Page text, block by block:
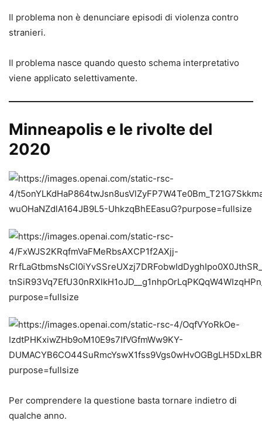
Il problema non è denunciare episodi di violenza contro
stranieri.
Il problema nasce quando questo schema interpretativo
viene applicato selettivamente.
Minneapolis e le rivolte del
2020
Per comprendere la questione basta tornare indietro di
qualche anno.